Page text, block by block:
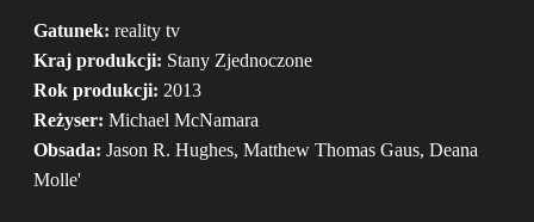
Gatunek: reality tv
Kraj produkcji: Stany Zjednoczone
Rok produkcji: 2013
Reżyser: Michael McNamara
Obsada: Jason R. Hughes, Matthew Thomas Gaus, Deana
Molle'